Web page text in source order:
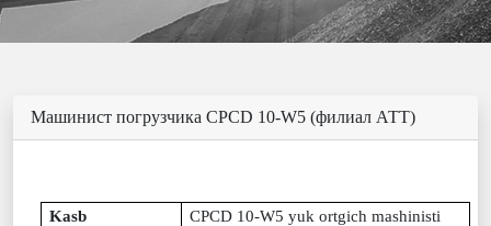
Машинист погрузчика CPCD 10-W5 (филиал АТТ)
Kasb CPCD 10-W5 yuk ortgich mashinisti